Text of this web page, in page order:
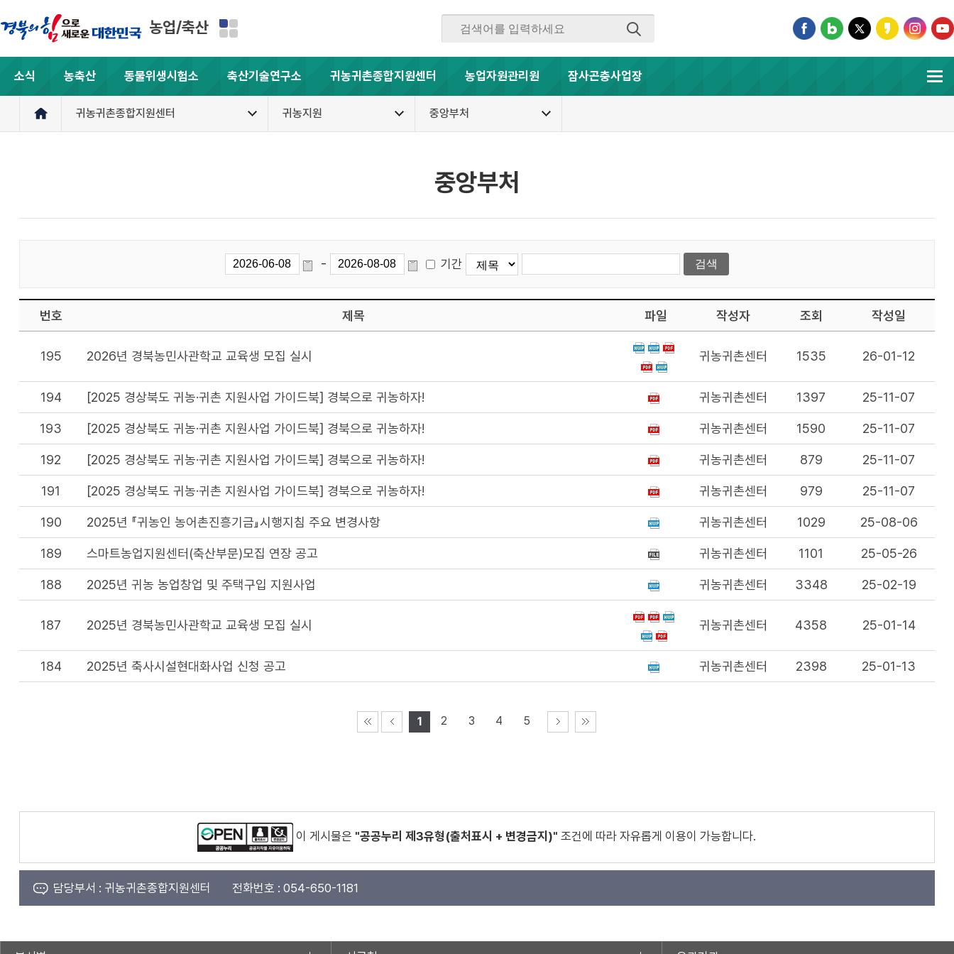
농업/축산
소식 농축산 동물위생시험소 축산기술연구소 귀농귀촌종합지원센터 농업자원관리원 잠사곤충사업장
귀농귀촌종합지원센터 귀농지원 중앙부처
중앙부처
- 기간
번호 제목 파일 작성자 조회 작성일
195 2026년 경북농민사관학교 교육생 모집 실시 귀농귀촌센터 1535 26-01-12
194 [2025 경상북도 귀농·귀촌 지원사업 가이드북] 경북으로 귀농하자! 귀농귀촌센터 1397 25-11-07
193 [2025 경상북도 귀농·귀촌 지원사업 가이드북] 경북으로 귀농하자! 귀농귀촌센터 1590 25-11-07
192 [2025 경상북도 귀농·귀촌 지원사업 가이드북] 경북으로 귀농하자! 귀농귀촌센터 879 25-11-07
191 [2025 경상북도 귀농·귀촌 지원사업 가이드북] 경북으로 귀농하자! 귀농귀촌센터 979 25-11-07
190 2025년 『귀농인 농어촌진흥기금』시행지침 주요 변경사항 귀농귀촌센터 1029 25-08-06
189 스마트농업지원센터(축산부문)모집 연장 공고 귀농귀촌센터 1101 25-05-26
188 2025년 귀농 농업창업 및 주택구입 지원사업 귀농귀촌센터 3348 25-02-19
187 2025년 경북농민사관학교 교육생 모집 실시 귀농귀촌센터 4358 25-01-14
184 2025년 축사시설현대화사업 신청 공고 귀농귀촌센터 2398 25-01-13
1 2 3 4 5
이 게시물은 "공공누리 제3유형(출처표시 + 변경금지)" 조건에 따라 자유롭게 이용이 가능합니다.
담당부서 : 귀농귀촌종합지원센터 전화번호 : 054-650-1181